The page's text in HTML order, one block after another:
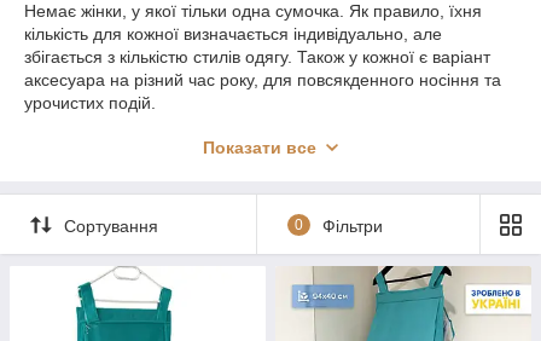
Немає жінки, у якої тільки одна сумочка. Як правило, їхня
кількість для кожної визначається індивідуально, але
збігається з кількістю стилів одягу. Також у кожної є варіант
аксесуара на різний час року, для повсякденного носіння та
урочистих подій.
лише від настрою. Кожен аксесуар вибирається з любов'ю до
зробити без органайзера для зберігання речей.
Ставлячи сумочки в шафу, є ризик одного разу нагромадити
поверх них що-небудь. Тим самим зіпсувати форму. Адже
вільного місця у гардеробній завжди не вистачає. Якщо у вас
саме така ситуація, то варто придбати підвісний органайзер
Показати все
Сортування 0 Фільтри